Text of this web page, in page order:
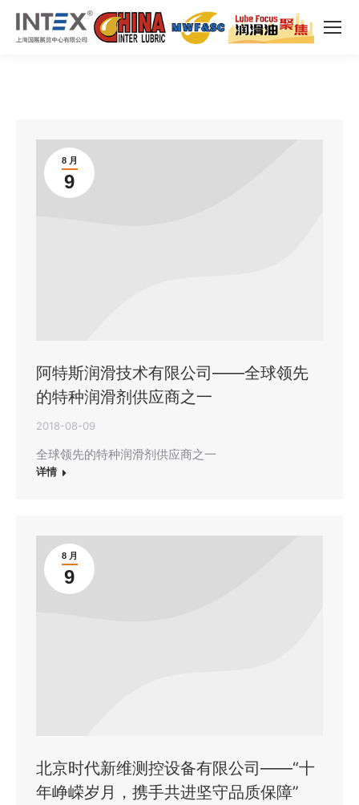
8 月
9
阿特斯润滑技术有限公司——全球领先
的特种润滑剂供应商之一
2018-08-09
全球领先的特种润滑剂供应商之一
详情
8 月
9
北京时代新维测控设备有限公司——“十
年峥嵘岁月，携手共进坚守品质保障”